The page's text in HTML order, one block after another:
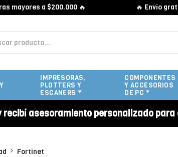
a $200.000 🔥 🔥 Envío gratis
IMPRESORAS,
PLOTTERS Y
ESCANERS
COMPONENTES
Y ACCESORIOS
DE PC
recibí asesoramiento personalizado
Fortinet